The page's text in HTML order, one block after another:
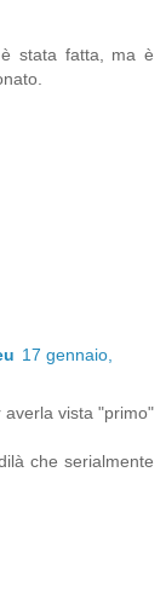
stata fatta, ma è
17 gennaio,
vista "primo"
che serialmente